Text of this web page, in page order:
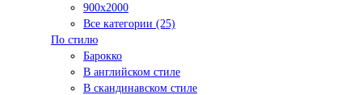
900x2000
Все категории (25)
По стилю
Барокко
В английском стиле
В скандинавском стиле